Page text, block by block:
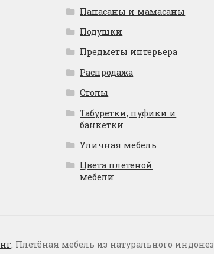
Папасаны и мамасаны
Подушки
Предметы интерьера
Распродажа
Столы
Табуретки, пуфики и
банкетки
Уличная мебель
Цвета плетеной
мебели
. Плетёная мебель из натурального